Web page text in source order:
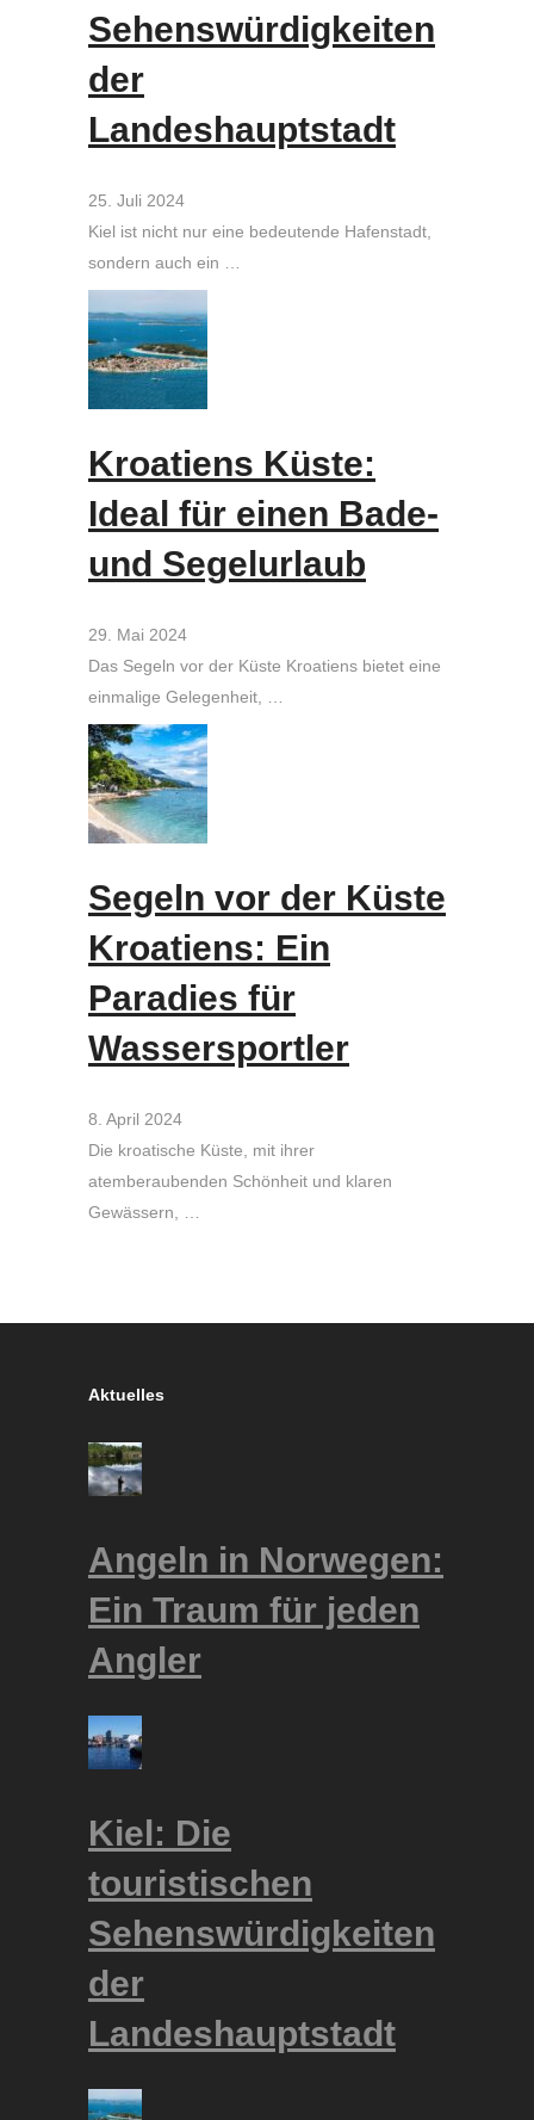
Sehenswürdigkeiten
der
Landeshauptstadt
25. Juli 2024
Kiel ist nicht nur eine bedeutende Hafenstadt,
sondern auch ein …
Kroatiens Küste:
Ideal für einen Bade-
und Segelurlaub
29. Mai 2024
Das Segeln vor der Küste Kroatiens bietet eine
einmalige Gelegenheit, …
Segeln vor der Küste
Kroatiens: Ein
Paradies für
Wassersportler
8. April 2024
Die kroatische Küste, mit ihrer
atemberaubenden Schönheit und klaren
Gewässern, …
Aktuelles
Angeln in Norwegen:
Ein Traum für jeden
Angler
Kiel: Die
touristischen
Sehenswürdigkeiten
der
Landeshauptstadt